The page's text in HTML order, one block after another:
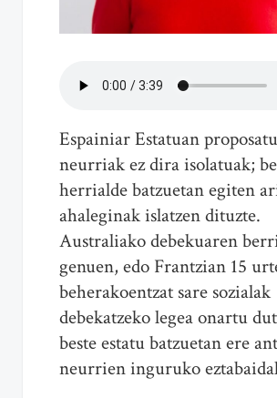
Espainiar Estatuan
neurriak ez dira isolatuak;
herrialde batzuetan egiten
ahaleginak islatzen dituzte.
Australiako debekuaren
genuen, edo Frantzian 15
beherakoentzat sare sozialak
debekatzeko legea onartu
beste estatu batzuetan ere
neurrien inguruko